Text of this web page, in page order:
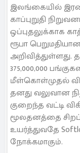
இலங்கையில்
காப்புறுதி
ஒப்புதலுக்காக
ரூபா
375,000,000
மீள்கொள்முதல்
தனது வலுவான
குறைந்த வட்டி
மூலதனத்தை
உயர்த்துவதே
நோக்கமாகும்.